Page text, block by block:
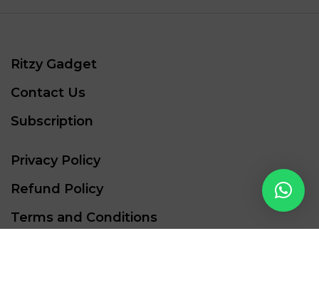
Ritzy Gadget
Contact Us
Subscription
Privacy Policy
Refund Policy
Terms and Conditions